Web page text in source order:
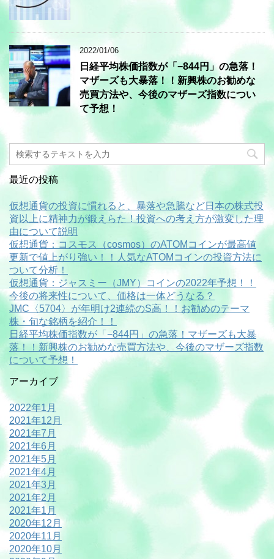
2022/01/06
日経平均株価指数が「−844円」の急落！
マザーズも大暴落！！新興株のお勧めな
売買方法や、今後のマザーズ指数につい
て予想！
最近の投稿
仮想通貨の投資に慣れると、暴落や急騰など日本の株式投
資以上に精神力が鍛えらた！投資への考え方が激変した理
由について説明
仮想通貨：コスモス（cosmos）のATOMコインが最高値
更新で値上がり強い！！人気なATOMコインの投資方法に
ついて分析！
仮想通貨：ジャスミー（JMY）コインの2022年予想！！
今後の将来性について、価格は一体どうなる？
JMC〈5704〉が年明け2連続のS高！！お勧めのテーマ
株・旬な銘柄を紹介！！
日経平均株価指数が「−844円」の急落！マザーズも大暴
落！！新興株のお勧めな売買方法や、今後のマザーズ指数
について予想！
アーカイブ
2022年1月
2021年12月
2021年7月
2021年6月
2021年5月
2021年4月
2021年3月
2021年2月
2021年1月
2020年12月
2020年11月
2020年10月